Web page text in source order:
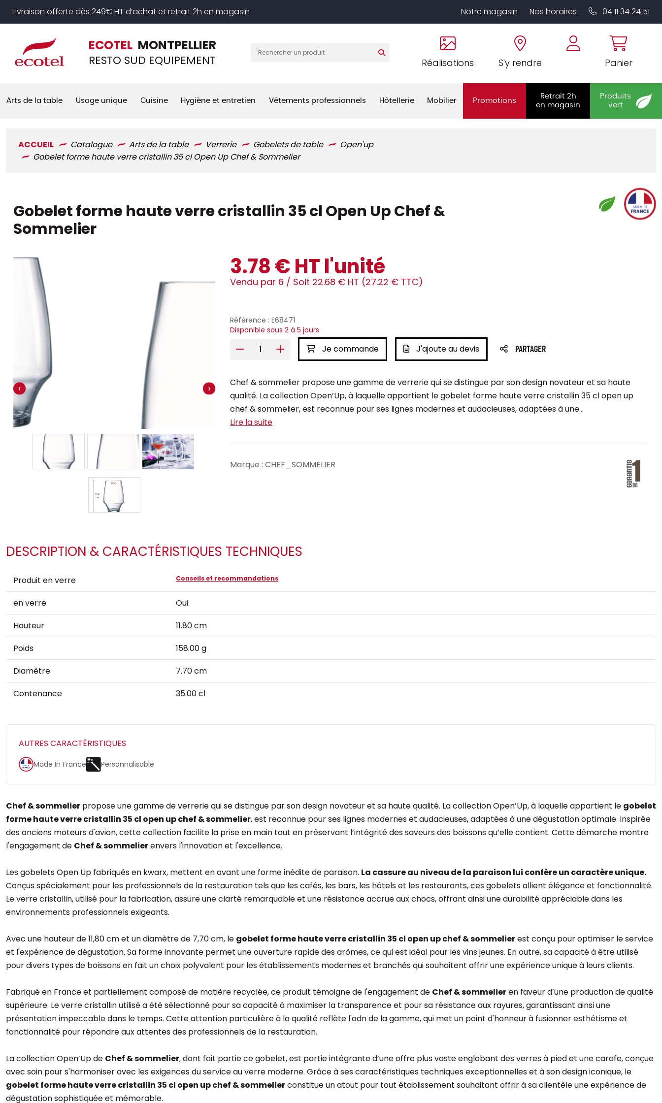
Livraison offerte dès 249€ HT d’achat et retrait 2h en magasin Notre magasin Nos horaires 04 11 34 24 51
ECOTEL MONTPELLIER
RESTO SUD EQUIPEMENT Réalisations S'y rendre Panier
Arts de la table Usage unique Cuisine Hygiène et entretien Vêtements professionnels Hôtellerie Mobilier Promotions
Retrait 2h
en magasin
Produits
vert
ACCUEIL Catalogue Arts de la table Verrerie Gobelets de table
Open'up
Gobelet forme haute verre cristallin 35 cl Open Up Chef & Sommelier
Gobelet forme haute verre cristallin 35 cl Open Up Chef &
Sommelier
‹ ›
3.78 € HT l'unité
Vendu par 6 / Soit 22.68 € HT (27.22 € TTC)
Référence : E68471
Disponible sous 2 à 5 jours
Je commande J'ajoute au devis PARTAGER
Chef & sommelier propose une gamme de verrerie qui se distingue par son design novateur et sa haute
qualité. La collection Open’Up, à laquelle appartient le gobelet forme haute verre cristallin 35 cl open up
chef & sommelier, est reconnue pour ses lignes modernes et audacieuses, adaptées à une...
Lire la suite
Marque : CHEF_SOMMELIER
DESCRIPTION & CARACTÉRISTIQUES TECHNIQUES
Produit en verre Conseils et recommandations
en verre
Oui
Hauteur
11.80 cm
Poids
158.00 g
Diamètre
7.70 cm
Contenance
35.00 cl
AUTRES CARACTÉRISTIQUES
Made In France Personnalisable
Chef & sommelier propose une gamme de verrerie qui se distingue par son design novateur et sa haute qualité. La collection Open’Up, à laquelle appartient le gobelet
forme haute verre cristallin 35 cl open up chef & sommelier, est reconnue pour ses lignes modernes et audacieuses, adaptées à une dégustation optimale. Inspirée
des anciens moteurs d'avion, cette collection facilite la prise en main tout en préservant l’intégrité des saveurs des boissons qu’elle contient. Cette démarche montre
l'engagement de Chef & sommelierenvers l'innovation et l'excellence.
Les gobelets Open Up fabriqués en kwarx, mettent en avant une forme inédite de paraison. La cassure au niveau de la paraison lui confère un caractère unique.
Conçus spécialement pour les professionnels de la restauration tels que les cafés, les bars, les hôtels et les restaurants, ces gobelets allient élégance et fonctionnalité.
Le verre cristallin, utilisé pour la fabrication, assure une clarté remarquable et une résistance accrue aux chocs, offrant ainsi une durabilité appréciable dans les
environnements professionnels exigeants.
Avec une hauteur de 11,80 cm et un diamètre de 7,70 cm, le gobelet forme haute verre cristallin 35 cl open up chef & sommelierest conçu pour optimiser le service
et l'expérience de dégustation. Sa forme innovante permet une ouverture rapide des arômes, ce qui est idéal pour les vins jeunes. En outre, sa capacité à être utilisé
pour divers types de boissons en fait un choix polyvalent pour les établissements modernes et branchés qui souhaitent offrir une expérience unique à leurs clients.
Fabriqué en France et partiellement composé de matière recyclée, ce produit témoigne de l'engagement de Chef & sommelieren faveur d’une production de qualité
supérieure. Le verre cristallin utilisé a été sélectionné pour sa capacité à maximiser la transparence et pour sa résistance aux rayures, garantissant ainsi une
présentation impeccable dans le temps. Cette attention particulière à la qualité reflète l'adn de la gamme, qui met un point d'honneur à fusionner esthétisme et
fonctionnalité pour répondre aux attentes des professionnels de la restauration.
La collection Open’Up de Chef & sommelier, dont fait partie ce gobelet, est partie intégrante d’une offre plus vaste englobant des verres à pied et une carafe, conçue
avec soin pour s'harmoniser avec les exigences du service au verre moderne. Grâce à ses caractéristiques techniques exceptionnelles et à son design iconique, le
gobelet forme haute verre cristallin 35 cl open up chef & sommelierconstitue un atout pour tout établissement souhaitant offrir à sa clientèle une expérience de
dégustation sophistiquée et mémorable.
Panneau de gestion des cookies